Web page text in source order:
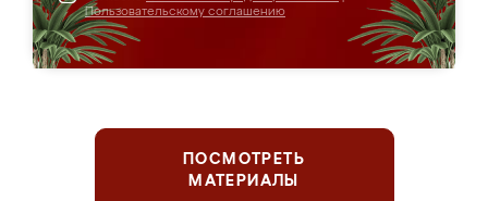
Пользовательскому соглашению
ПОСМОТРЕТЬ
МАТЕРИАЛЫ